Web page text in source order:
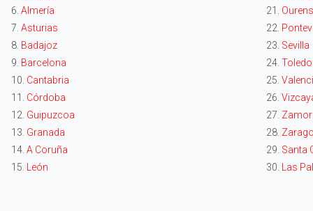
6. Almería 21.
7. Asturias 22.
8. Badajoz 23. Sevilla
9. Barcelona 24. Toledo
10. Cantabria 25.
11. Córdoba 26.
12. Guipuzcoa 27.
13. Granada 28.
14. A Coruña 29. Santa
15.
León 30. Las